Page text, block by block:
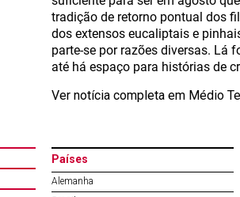
tradição de retorno pontual dos
dos extensos eucaliptais e
parte-se por razões diversas. Lá
até há espaço para histórias de
Ver notícia completa em Médio
Países
Alemanha